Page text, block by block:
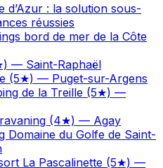
d’Azur : la solution sous-
réussies
bord de mer de la Côte
— Saint-Raphaël
(5★) — Puget-sur-Argens
de la Treille (5★) —
(4★) — Agay
Domaine du Golfe de Saint-
La Pascalinette (5★) —